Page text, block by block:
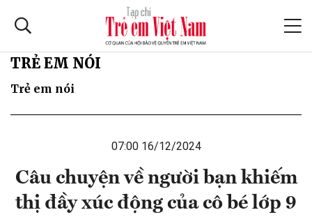
TRẺ EM NÓI
Trẻ em nói
07:00 16/12/2024
Câu chuyện về người bạn khiếm
thị đầy xúc động của cô bé lớp 9